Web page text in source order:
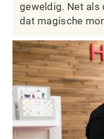
geweldig. Net als
dat magische